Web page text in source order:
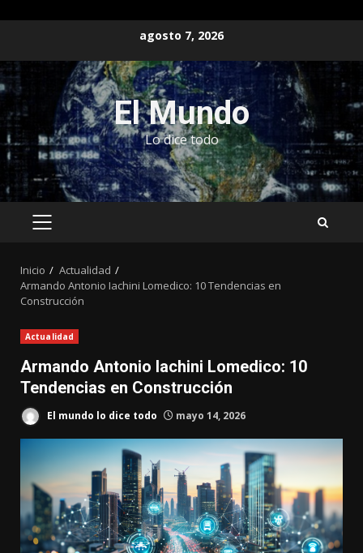
contenido
agosto 7, 2026
El Mundo
Lo dice todo
MENÚ
Inicio
Actualidad
Armando Antonio Iachini Lomedico: 10 Tendencias en
Construcción
Actualidad
Armando Antonio Iachini Lomedico: 10
Tendencias en Construcción
El mundo lo dice todo mayo 14, 2026